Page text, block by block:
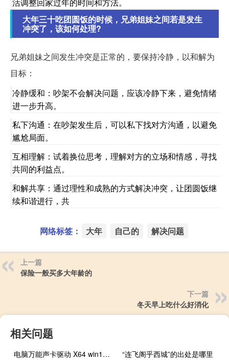
活调整回家过年的时间和方法。
大年三十吃团圆饭的时候，兄弟姐妹之间若是发生
冲突了，该如何处理?
兄弟姐妹之间发生冲突是正常的，要保持冷静，以和解为
目标：
冷静缓和：吵架不会解决问题，应该冷静下来，避免情绪
进一步升高。
私下沟通：在吵架发生后，可以私下找对方沟通，以避免
尴尬局面。
互相理解：试着换位思考，理解对方的立场和情感，寻找
共同的利益点。
和解共享：通过理性和成熟的方式解决冲突，让团圆饭继
续和谐进行，共
网络标签： 大年 自己的 解决问题
上一篇
保险一般买多大年龄的
下一篇
冬天早上吃什么好消化
相关问题
电脑万能声卡驱动 X64 win10版（电脑万能声卡驱动 X64 win10版功能简介）
“连飞阁乎西城”的出处是哪里